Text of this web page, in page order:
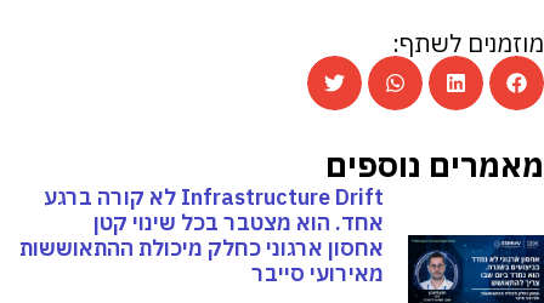
מוזמנים לשתף:
מאמרים נוספים
Infrastructure Drift לא קורה ברגע
אחד. הוא מצטבר בכל שינוי קטן
אחסון ארגוני כחלק מיכולת ההתאוששות
מאירועי סייבר